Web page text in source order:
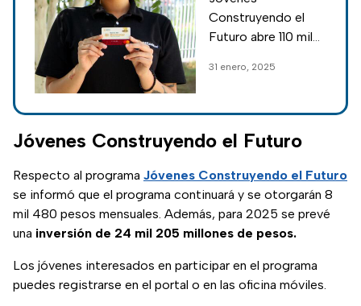
110 mil espacios:
Así es el
febrero
Construyendo el
Futuro abre 110 mil
los requisitos, el
y cuánto recibirán
los beneficiarios en
2025.
31 enero, 2025
Jóvenes Construyendo el Futuro
Respecto al programa Jóvenes Construyendo el Futuro
se informó que el programa continuará y se otorgarán 8
mil 480 pesos mensuales. Además, para 2025 se prevé
una inversión de 24 mil 205 millones de pesos.
Los jóvenes interesados en participar en el programa
puedes registrarse en el portal o en las oficina móviles.